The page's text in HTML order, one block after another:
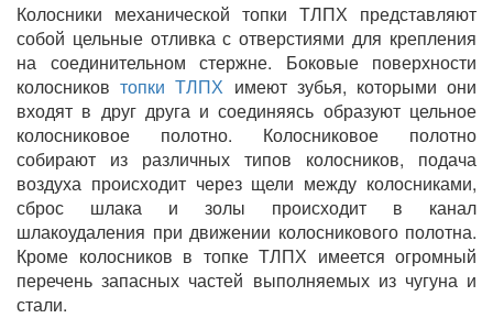
Колосники механической топки ТЛПХ представляют
собой цельные отливка с отверстиями для крепления
на соединительном стержне. Боковые поверхности
колосниковтопки ТЛПХ имеют зубья, которыми они
входят в друг друга и соединяясь образуют цельное
колосниковое полотно. Колосниковое полотно
собирают из различных типов колосников, подача
воздуха происходит через щели между колосниками,
сброс шлака и золы происходит в канал
шлакоудаления при движении колосникового полотна.
Кроме колосников в топке ТЛПХ имеется огромный
перечень запасных частей выполняемых из чугуна и
стали.